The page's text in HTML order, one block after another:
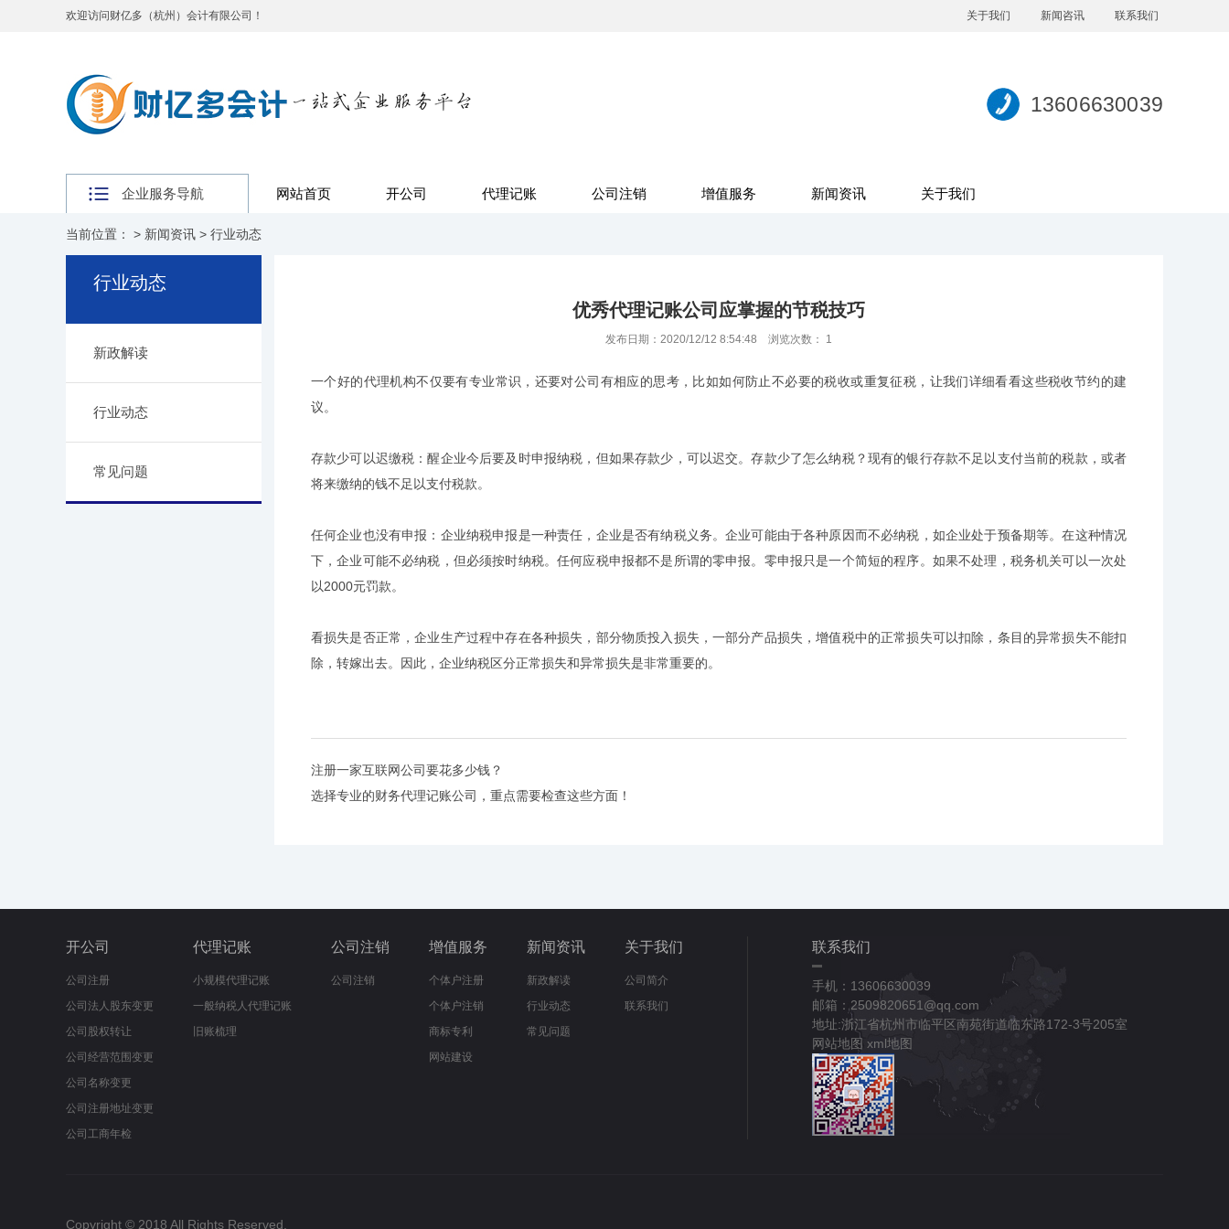
欢迎访问财亿多（杭州）会计有限公司！ 关于我们 新闻咨讯 联系我们
13606630039
企业服务导航 网站首页 开公司 代理记账 公司注销 增值服务 新闻资讯 关于我们
当前位置： > 新闻资讯 > 行业动态
行业动态
新政解读
行业动态
常见问题
优秀代理记账公司应掌握的节税技巧
发布日期：2020/12/12 8:54:48 浏览次数： 1
一个好的代理机构不仅要有专业常识，还要对公司有相应的思考，比如如何防止不必要的税收或重复征税，让我们详细看看这些税收节约的建
议。
存款少可以迟缴税：醒企业今后要及时申报纳税，但如果存款少，可以迟交。存款少了怎么纳税？现有的银行存款不足以支付当前的税款，或者
将来缴纳的钱不足以支付税款。
任何企业也没有申报：企业纳税申报是一种责任，企业是否有纳税义务。企业可能由于各种原因而不必纳税，如企业处于预备期等。在这种情况
下，企业可能不必纳税，但必须按时纳税。任何应税申报都不是所谓的零申报。零申报只是一个简短的程序。如果不处理，税务机关可以一次处
以2000元罚款。
看损失是否正常，企业生产过程中存在各种损失，部分物质投入损失，一部分产品损失，增值税中的正常损失可以扣除，条目的异常损失不能扣
除，转嫁出去。因此，企业纳税区分正常损失和异常损失是非常重要的。
注册一家互联网公司要花多少钱？
选择专业的财务代理记账公司，重点需要检查这些方面！
开公司
公司注册
公司法人股东变更
公司股权转让
公司经营范围变更
公司名称变更
公司注册地址变更
公司工商年检
代理记账
小规模代理记账
一般纳税人代理记账
旧账梳理
公司注销
公司注销
增值服务
个体户注册
个体户注销
商标专利
网站建设
新闻资讯
新政解读
行业动态
常见问题
关于我们
公司简介
联系我们
联系我们
手机：13606630039
邮箱：2509820651@qq.com
地址:浙江省杭州市临平区南苑街道临东路172-3号205室
网站地图 xml地图
Copyright © 2018 All Rights Reserved.